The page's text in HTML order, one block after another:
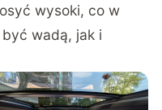
wysoki, co w
wadą, jak i